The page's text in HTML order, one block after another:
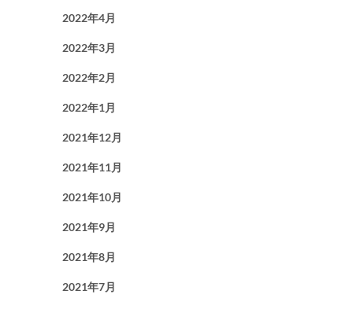
2022年4月
2022年3月
2022年2月
2022年1月
2021年12月
2021年11月
2021年10月
2021年9月
2021年8月
2021年7月